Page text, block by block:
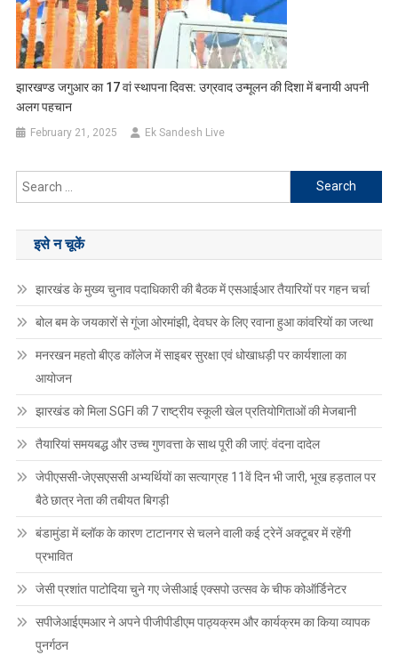
झारखण्ड जगुआर का 17 वां स्थापना दिवस: उग्रवाद उन्मूलन की दिशा में बनायी अपनी
अलग पहचान
February 21, 2025 Ek Sandesh Live
Search
for:
इसे न चूकें
झारखंड के मुख्य चुनाव पदाधिकारी की बैठक में एसआईआर तैयारियों पर गहन चर्चा
बोल बम के जयकारों से गूंजा ओरमांझी, देवघर के लिए रवाना हुआ कांवरियों का जत्था
मनरखन महतो बीएड कॉलेज में साइबर सुरक्षा एवं धोखाधड़ी पर कार्यशाला का
आयोजन
झारखंड को मिला SGFI की 7 राष्ट्रीय स्कूली खेल प्रतियोगिताओं की मेजबानी
तैयारियां समयबद्ध और उच्च गुणवत्ता के साथ पूरी की जाएं: वंदना दादेल
जेपीएससी-जेएसएससी अभ्यर्थियों का सत्याग्रह 11वें दिन भी जारी, भूख हड़ताल पर
बैठे छात्र नेता की तबीयत बिगड़ी
बंडामुंडा में ब्लॉक के कारण टाटानगर से चलने वाली कई ट्रेनें अक्टूबर में रहेंगी
प्रभावित
जेसी प्रशांत पाटोदिया चुने गए जेसीआई एक्सपो उत्सव के चीफ कोऑर्डिनेटर
सपीजेआईएमआर ने अपने पीजीपीडीएम पाठ्यक्रम और कार्यक्रम का किया व्यापक
पुनर्गठन